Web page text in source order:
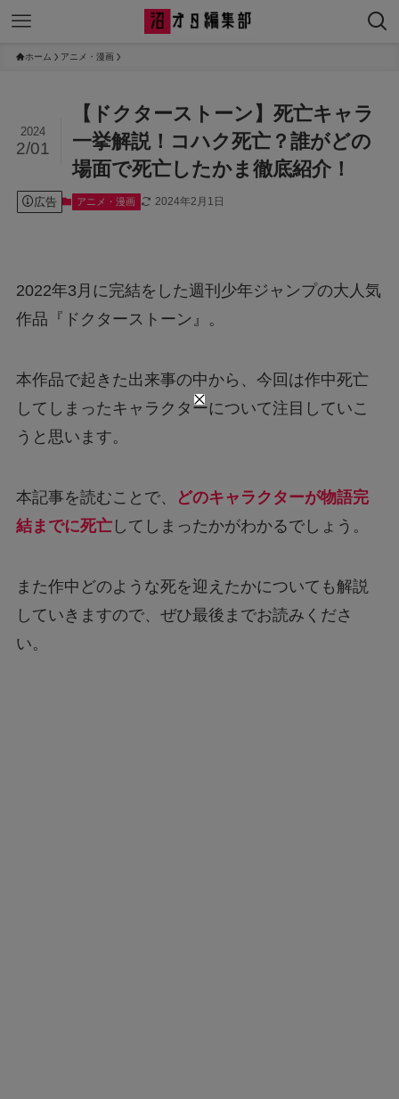
ホーム アニメ・漫画
【ドクターストーン】死亡キャラ
一挙解説！コハク死亡？誰がどの
場面で死亡したかま徹底紹介！
2024
2/01
広告 アニメ・漫画 2024年2月1日
2022年3月に完結をした週刊少年ジャンプの大人気
作品『ドクターストーン』。
本作品で起きた出来事の中から、今回は作中死亡
してしまったキャラクターについて注目していこ
うと思います。
本記事を読むことで、
どのキャラクターが物語完
結までに死亡してしまったかがわかるでしょう。
また作中どのような死を迎えたかについても解説
していきますので、ぜひ最後までお読みくださ
い。